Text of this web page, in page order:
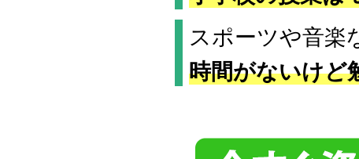
スポーツや音楽
時間がないけど